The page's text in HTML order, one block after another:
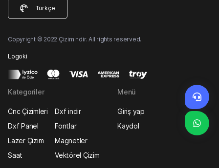
Türkçe
Copyright © 2022 Çizimindir. All rights reserved.
Logoki
Kategoriler
Cnc Çizimleri
Dxf indir
Dxf Panel
Fontlar
Lazer Çizim
Magnetler
Saat
Vektörel Çizim
Menü
Giriş yap
Kaydol